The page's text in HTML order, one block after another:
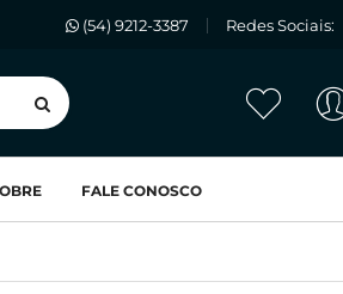
Redes Sociais:
(54) 9212-3387
FALE CONOSCO